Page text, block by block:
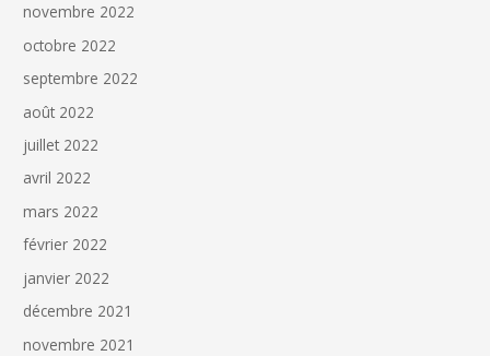
novembre 2022
octobre 2022
septembre 2022
août 2022
juillet 2022
avril 2022
mars 2022
février 2022
janvier 2022
décembre 2021
novembre 2021